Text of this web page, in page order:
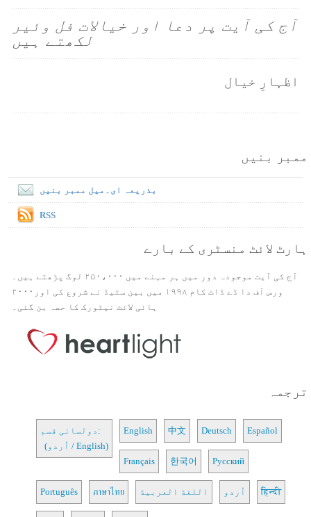
آج کی آیت پر دعا اور خیالات فل وئیر
لکھتے ہیں
اظہارِ خیال
ممبر بنیں
بذریعہ ای۔میل ممبر بنیں
RSS
ہارٹ لائٹ منسٹری کے بارے
آج کی آیت موجودہ دور میں ہر مہنے میں ۲۵۰،۰۰۰ لوگ پڑھتے ہیں۔
ورس آف دا ڈے ڈاٹ کام ۱۹۹۸ میں بین سٹیڈ نے شروع کی اور۲۰۰۰
ہائی لائٹ نیٹورک کا حصہ بن گئی۔
ترجمہ
دولسانی قسم:
(اُردو / English)
English 中文 Deutsch Español
Français 한국어 Русский
Português ภาษาไทย اللغة العربية اُردو हिन्दी